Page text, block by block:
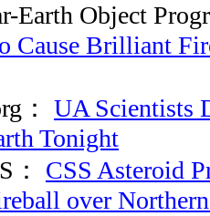
Earth Object
Cause Brilliant
： UA Scientists
Tonight
： CSS Asteroid
over